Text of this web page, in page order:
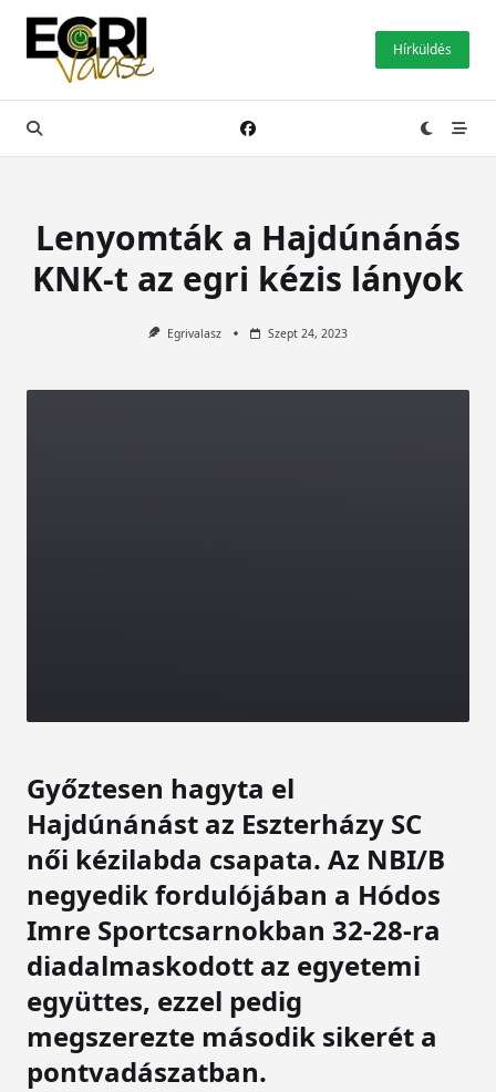
Skip
content
Hírküldés
Lenyomták a Hajdúnánás
KNK-t az egri kézis lányok
Egrivalasz Szept 24, 2023
Győztesen hagyta el
Hajdúnánást az Eszterházy SC
női kézilabda csapata. Az NBI/B
negyedik fordulójában a Hódos
Imre Sportcsarnokban 32-28-ra
diadalmaskodott az egyetemi
együttes, ezzel pedig
megszerezte második sikerét a
pontvadászatban.